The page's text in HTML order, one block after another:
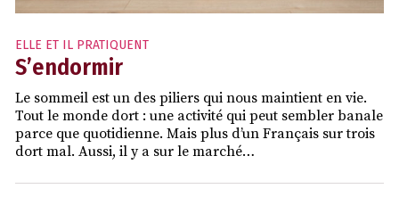
ELLE ET IL PRATIQUENT
S’endormir
Le sommeil est un des piliers qui nous maintient en vie.
Tout le monde dort : une activité qui peut sembler banale
parce que quotidienne. Mais plus d’un Français sur trois
dort mal. Aussi, il y a sur le marché…